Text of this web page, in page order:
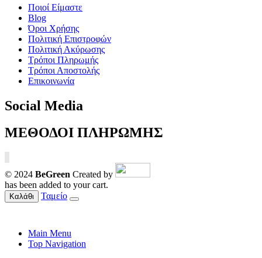
Ποιοί Είμαστε
Blog
Όροι Χρήσης
Πολιτική Επιστροφών
Πολιτική Ακύρωσης
Τρόποι Πληρωμής
Τρόποι Αποστολής
Επικοινωνία
Social Media
ΜΕΘΟΔΟΙ ΠΛΗΡΩΜΗΣ
© 2024 BeGreen Created by
has been added to your cart.
Καλάθι Ταμείο
Main Menu
Top Navigation